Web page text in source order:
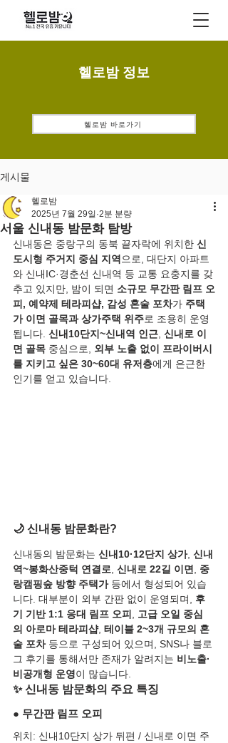
헬로밤 정보
헬로밤 바로가기
게시물
서울 신내동 밤문화 탐방
헬로밤
2025년 7월 29일 2분 분량
신내동은 중랑구의 동북 끝자락에 위치한 신
도시형 주거지 중심 지역 으로, 대단지 아파트
와 신내IC·경춘선 신내역 등 교통 요충지를 갖
추고 있지만, 밤이 되면 소규모 무간판 림프 오
피, 예약제 테라피샵, 감성 혼술 포차가 주택
가 이면 골목과 상가주택 위주로 조용히 운영
됩니다. 신내10단지~신내역 인근 신내로 이
면 골목 중심으로, 외부 노출 없이 프라이버시
를 지키고 싶은 30~60대 유저층에게 은근한
인기를 얻고 있습니다.
🌙 신내동 밤문화란?
신내동의 밤문화는 신내10·12단지 상가, 신내
역~봉화산중턱 연결로, 신내로 22길 이면, 중
랑캠핑숲 방향 주택가 등에서 형성되어 있습
니다. 대부분이 외부 간판 없이 운영되며, 후
기 기반 1:1 응대 림프 오피 , 고급 오일 중심
의 아로마 테라피샵, 테이블 2~3개 규모의 혼
술 포차 등으로 구성되어 있으며, SNS나 블로
그 후기를 통해서만 존재가 알려지는 비노출·
비공개형 운영이 많습니다.
✨ 신내동 밤문화의 주요 특징
● 무간판 림프 오피
위치: 신내10단지 상가 뒤편 / 신내로 이면 주